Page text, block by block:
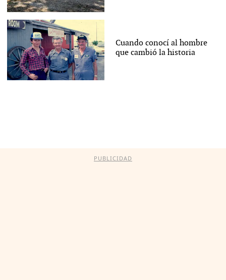
Cuando conocí al hombre
que cambió la historia
PUBLICIDAD